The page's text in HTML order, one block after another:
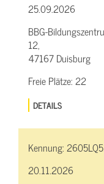
25.09.2026
BBG-
12,
47167 Duisburg
Freie Plätze:22
DETAILS
Kennung:
20.11.2026